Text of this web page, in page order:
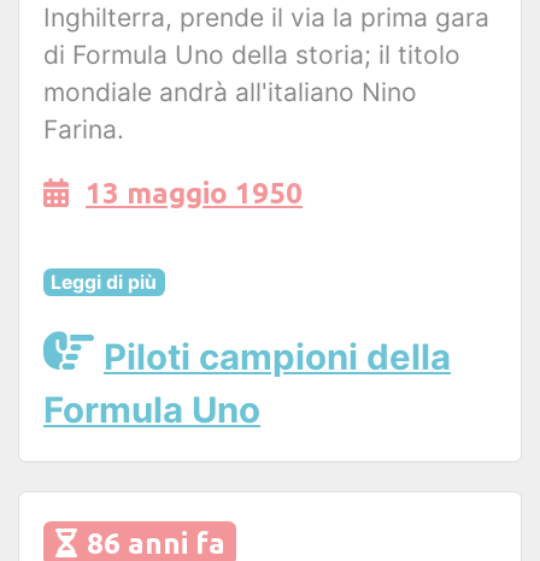
Inghilterra, prende il via la prima gara
di Formula Uno della storia; il titolo
mondiale andrà all'italiano Nino
Farina.
13 maggio 1950
Leggi di più
Piloti campioni della
Formula Uno
86 anni fa